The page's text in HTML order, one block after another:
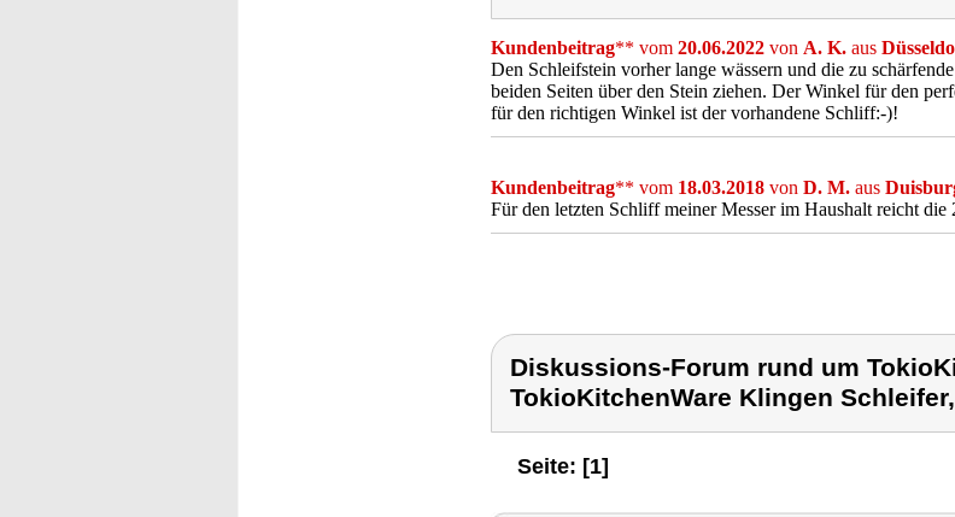
Kundenbeitrag** vom 20.06.2022 von A. K. aus
Den Schleifstein vorher lange wässern und die zu
beiden Seiten über den Stein ziehen. Der Winkel für den
für den richtigen Winkel ist der vorhandene Schliff:-)!
Kundenbeitrag** vom 18.03.2018 von D. M. aus
Für den letzten Schliff meiner Messer im Haushalt reicht
Diskussions-Forum rund um
TokioKitchenWare Klingen
Seite: [1]